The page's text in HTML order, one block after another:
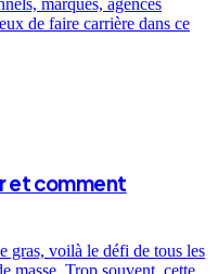
de faire carrière dans ce
et comment
gras, voilà le défi de tous les
masse. Trop souvent, cette